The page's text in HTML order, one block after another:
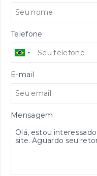
Telefone
E-mail
Mensagem